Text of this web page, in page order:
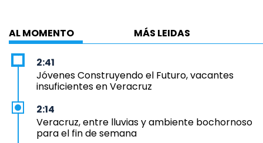
AL MOMENTO MÁS LEIDAS
2:41
Jóvenes Construyendo el Futuro, vacantes
insuficientes en Veracruz
2:14
Veracruz, entre lluvias y ambiente bochornoso
para el fin de semana